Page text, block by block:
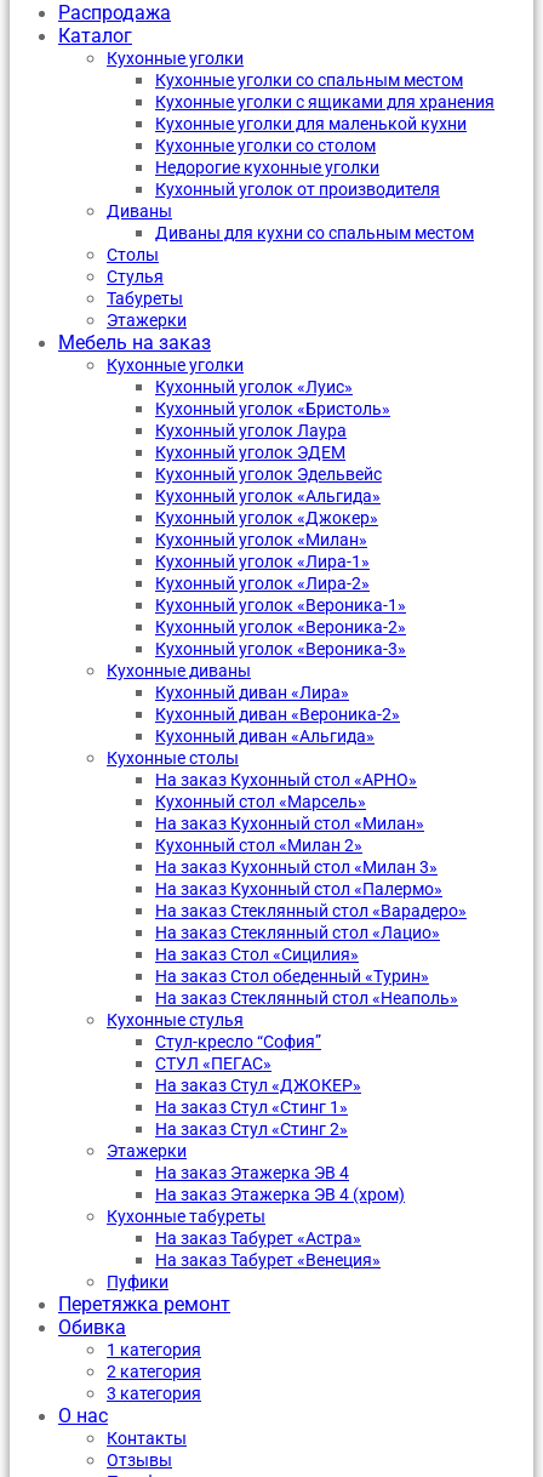
Распродажа
Каталог
Кухонные уголки
Кухонные уголки со спальным местом
Кухонные уголки с ящиками для хранения
Кухонные уголки для маленькой кухни
Кухонные уголки со столом
Недорогие кухонные уголки
Кухонный уголок от производителя
Диваны
Диваны для кухни со спальным местом
Столы
Стулья
Табуреты
Этажерки
Мебель на заказ
Кухонные уголки
Кухонный уголок «Луис»
Кухонный уголок «Бристоль»
Кухонный уголок Лаура
Кухонный уголок ЭДЕМ
Кухонный уголок Эдельвейс
Кухонный уголок «Альгида»
Кухонный уголок «Джокер»
Кухонный уголок «Милан»
Кухонный уголок «Лира-1»
Кухонный уголок «Лира-2»
Кухонный уголок «Вероника-1»
Кухонный уголок «Вероника-2»
Кухонный уголок «Вероника-3»
Кухонные диваны
Кухонный диван «Лира»
Кухонный диван «Вероника-2»
Кухонный диван «Альгида»
Кухонные столы
На заказ Кухонный стол «АРНО»
Кухонный стол «Марсель»
На заказ Кухонный стол «Милан»
Кухонный стол «Милан 2»
На заказ Кухонный стол «Милан 3»
На заказ Кухонный стол «Палермо»
На заказ Стеклянный стол «Варадеро»
На заказ Стеклянный стол «Лацио»
На заказ Стол «Сицилия»
На заказ Стол обеденный «Турин»
На заказ Стеклянный стол «Неаполь»
Кухонные стулья
Стул-кресло “София”
CТУЛ «ПЕГАС»
На заказ Стул «ДЖОКЕР»
На заказ Стул «Стинг 1»
На заказ Стул «Стинг 2»
Этажерки
На заказ Этажерка ЭВ 4
На заказ Этажерка ЭВ 4 (хром)
Кухонные табуреты
На заказ Табурет «Астра»
На заказ Табурет «Венеция»
Пуфики
Перетяжка ремонт
Обивка
1 категория
2 категория
3 категория
О нас
Контакты
Отзывы